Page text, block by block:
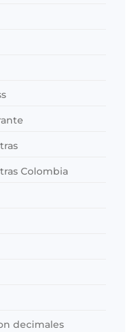
Colombia
decimales